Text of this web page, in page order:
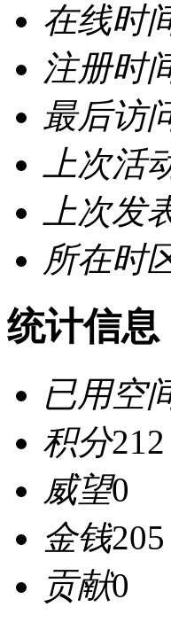
在线时
注册时
最后访
上次活
上次发
所在时
统计信息
已用空
积分212
威望0
金钱205
贡献0